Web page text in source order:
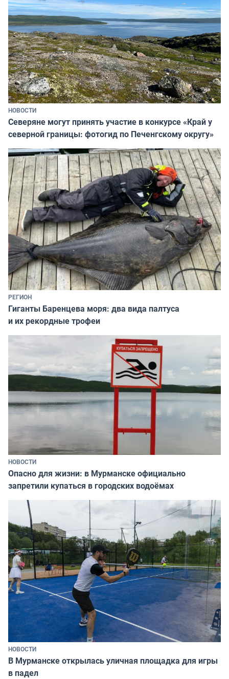
НОВОСТИ
Северяне могут принять участие в конкурсе «Край у
северной границы: фотогид по Печенгскому округу»
РЕГИОН
Гиганты Баренцева моря: два вида палтуса
и их рекордные трофеи
НОВОСТИ
Опасно для жизни: в Мурманске официально
запретили купаться в городских водоёмах
НОВОСТИ
В Мурманске открылась уличная площадка для игры
в падел